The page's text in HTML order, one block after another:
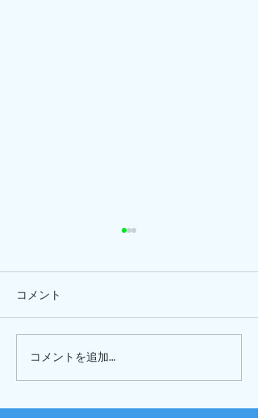
ピナイ半日+釣りツアー
コメント
コメントを追加…